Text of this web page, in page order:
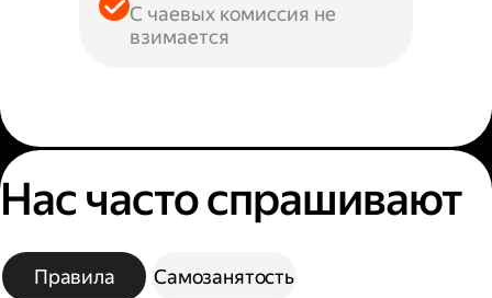
С чаевых комиссия не
взимается
Нас часто спрашивают
Правила Самозанятость